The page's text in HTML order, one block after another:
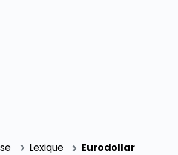
Lexique Eurodollar